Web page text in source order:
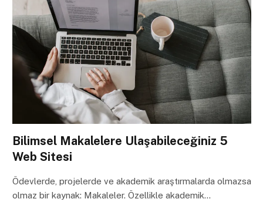
Bilimsel Makalelere Ulaşabileceğiniz 5
Web Sitesi
Ödevlerde, projelerde ve akademik araştırmalarda olmazsa
olmaz bir kaynak: Makaleler. Özellikle akademik…